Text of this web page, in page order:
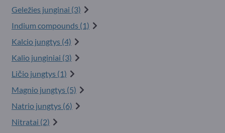
Geležies junginai (3)
Indium compounds (1)
Kalcio jungtys (4)
Kalio junginiai (3)
Ličio jungtys (1)
Magnio jungtys (5)
Natrio jungtys (6)
Nitratai (2)